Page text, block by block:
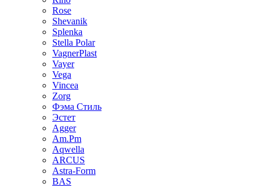
Rose
Shevanik
Splenka
Stella Polar
VagnerPlast
Vayer
Vega
Vincea
Zorg
Фэма Стиль
Эстет
Agger
Am.Pm
Aqwella
ARCUS
Astra-Form
BAS